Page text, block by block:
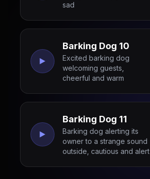
sad
Barking Dog 10
Excited barking dog
welcoming guests,
cheerful and warm
Barking Dog 11
Barking dog alerting its
owner to a strange sound
outside, cautious and alert